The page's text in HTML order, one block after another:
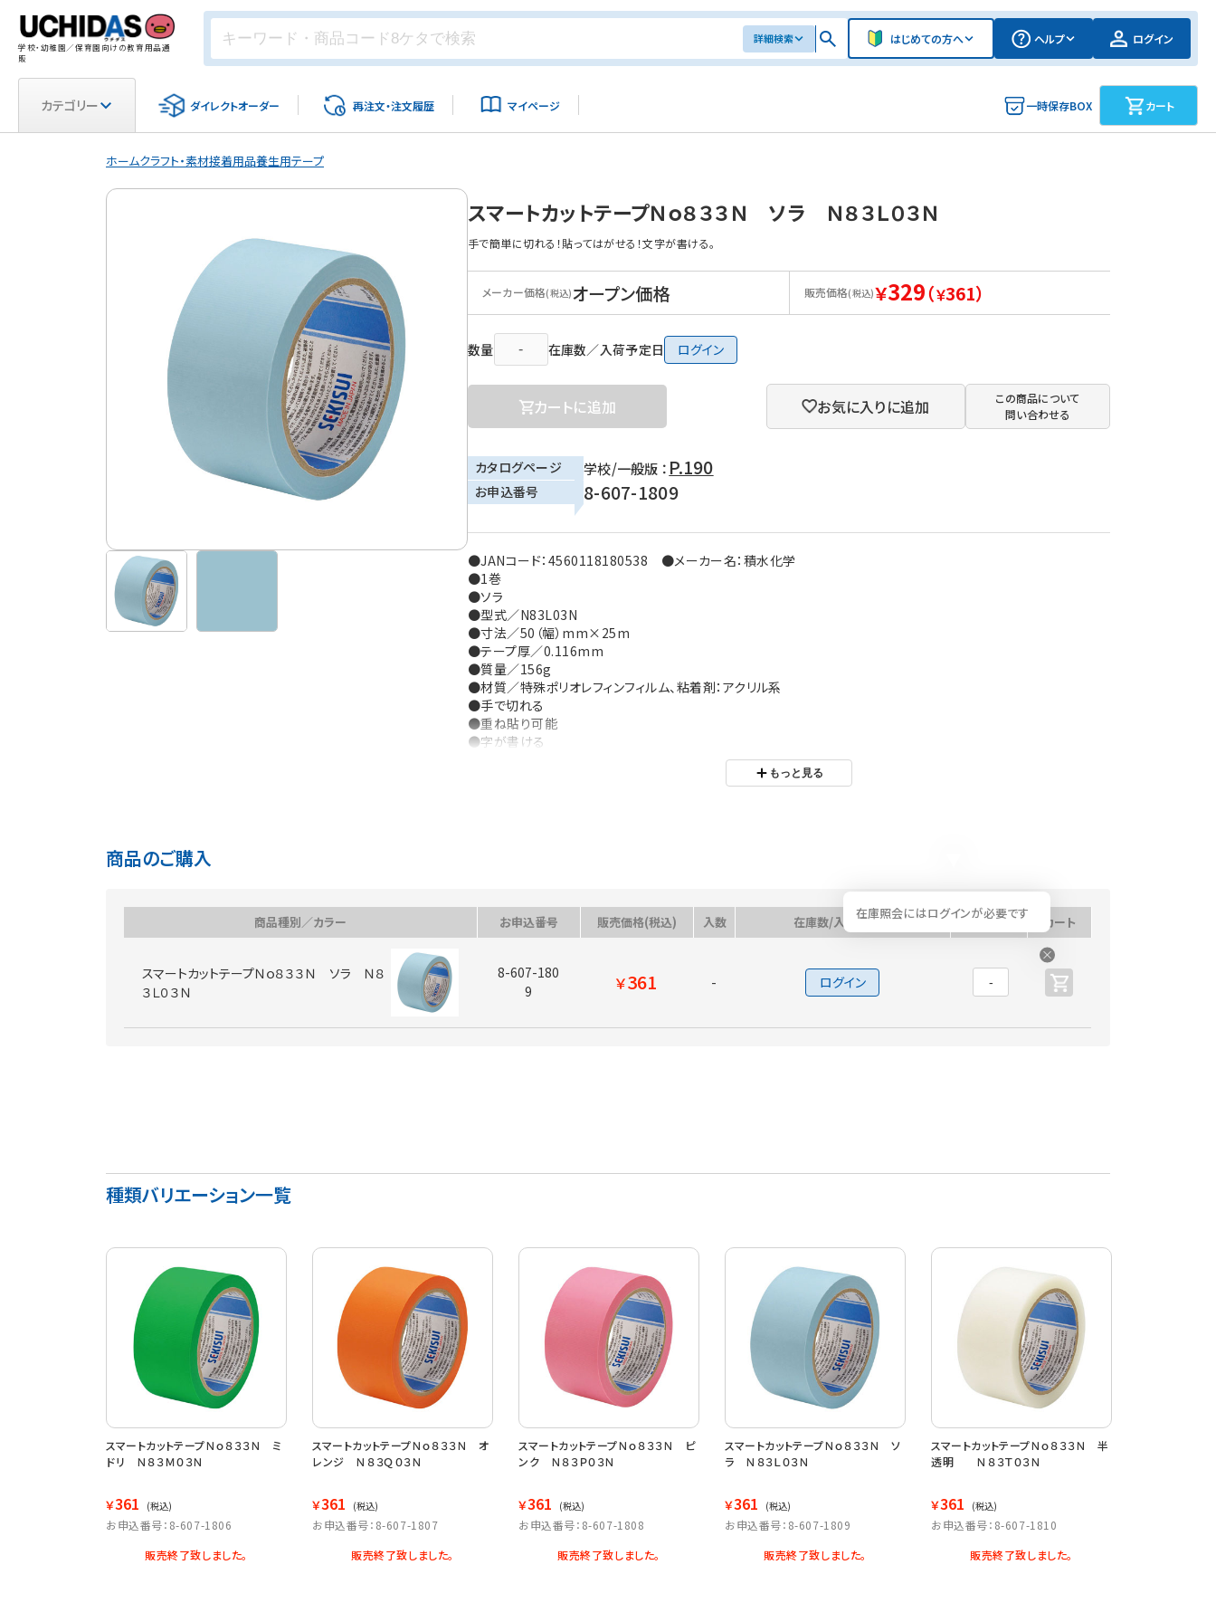
学校・幼稚園／保育園向けの教育用品通
販
詳細検索 はじめての方へ ヘルプ ログイン
カテゴリー ダイレクトオーダー 再注文・注文履歴 マイページ 一時保存BOX カート
ホームクラフト・素材接着用品養生用テープ
スマートカットテープＮｏ８３３Ｎ ソラ Ｎ８３Ｌ０３Ｎ
手で簡単に切れる！貼ってはがせる！文字が書ける。
メーカー価格(税込)オープン価格 販売価格(税込)￥329（￥361）
数量 在庫数／入荷予定日 ログイン
カートに追加 お気に入りに追加
この商品について
問い合わせる
カタログページ 学校/一般版 ： P.190
お申込番号 8-607-1809
●JANコード：4560118180538 ●メーカー名：積水化学
●1巻
●ソラ
●型式／N83L03N
●寸法／50（幅）mm×25m
●テープ厚／0.116mm
●質量／156g
●材質／特殊ポリオレフィンフィルム、粘着剤：アクリル系
●手で切れる
●重ね貼り可能
●字が書ける
※パッケージデザインは変更になる場合があります。
もっと見る
商品のご購入
商品種別／カラー お申込番号 販売価格(税込) 入数 在庫数/入荷予定日
在庫照会にはログインが必要です
数量 カート
スマートカットテープＮｏ８３３Ｎ ソラ Ｎ８
３Ｌ０３Ｎ
8-607-180
9
￥361 - ログイン
種類バリエーション一覧
スマートカットテープＮｏ８３３Ｎ ミ
ドリ Ｎ８３Ｍ０３Ｎ
￥361 (税込)
お申込番号：8-607-1806
販売終了致しました。
スマートカットテープＮｏ８３３Ｎ オ
レンジ Ｎ８３Ｑ０３Ｎ
￥361 (税込)
お申込番号：8-607-1807
販売終了致しました。
スマートカットテープＮｏ８３３Ｎ ピ
ンク Ｎ８３Ｐ０３Ｎ
￥361 (税込)
お申込番号：8-607-1808
販売終了致しました。
スマートカットテープＮｏ８３３Ｎ ソ
ラ Ｎ８３Ｌ０３Ｎ
￥361 (税込)
お申込番号：8-607-1809
販売終了致しました。
スマートカットテープＮｏ８３３Ｎ 半
透明 Ｎ８３Ｔ０３Ｎ
￥361 (税込)
お申込番号：8-607-1810
販売終了致しました。